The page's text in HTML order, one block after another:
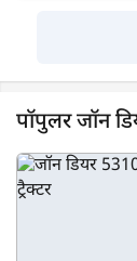
पॉपुलर जॉन